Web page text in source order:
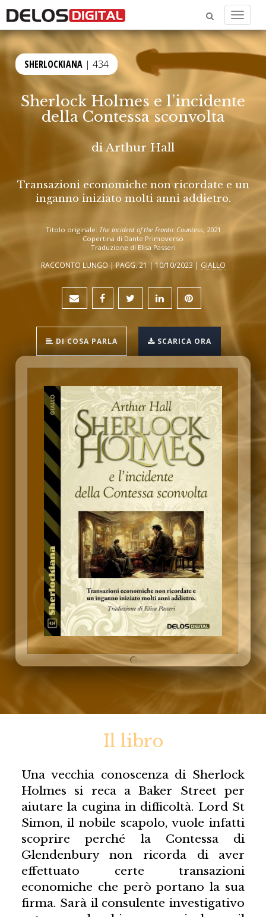
Menu
SHERLOCKIANA | 434
Sherlock Holmes e l’incidente
della Contessa sconvolta
diArthur Hall
Transazioni economiche non ricordate e un
inganno iniziato molti anni addietro.
Titolo originale: The Incident of the Frantic Countess, 2021
Copertina di Dante Primoverso
Traduzione di Elisa Passeri
RACCONTO LUNGO | PAGG. 21 | 10/10/2023 | GIALLO
DI COSA PARLA SCARICA ORA
Il libro
Una vecchia conoscenza di Sherlock
Holmes si reca a Baker Street per
aiutare la cugina in difficoltà. Lord St
Simon, il nobile scapolo, vuole infatti
scoprire perché la Contessa di
Glendenbury non ricorda di aver
effettuato certe transazioni
economiche che però portano la sua
firma. Sarà il consulente investigativo